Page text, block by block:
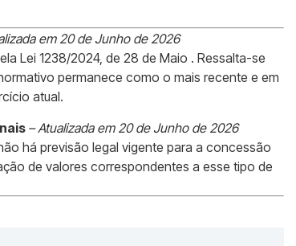
em 20 de Junho de 2026
Lei 1238/2024, de 28 de Maio . Ressalta-se
permanece como o mais recente e em
atual.
– Atualizada em 20 de Junho de 2026
há previsão legal vigente para a concessão
de valores correspondentes a esse tipo de